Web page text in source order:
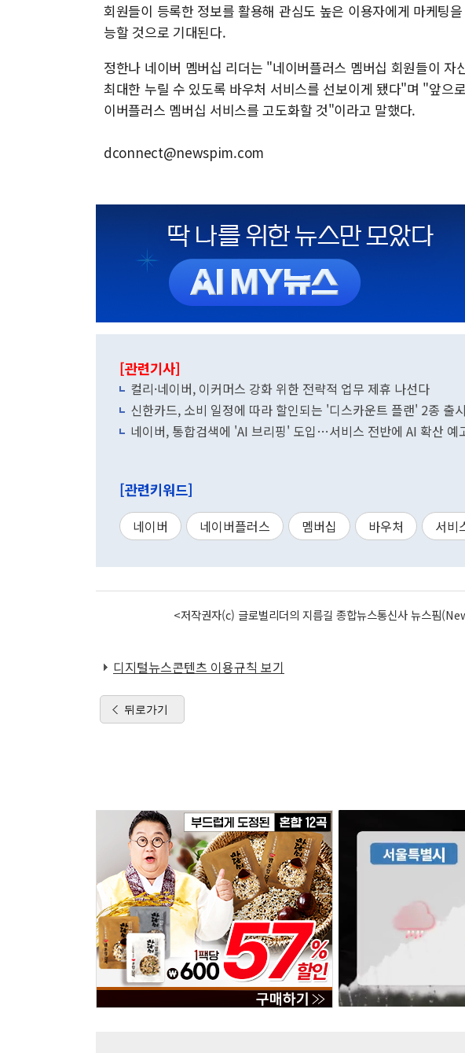
회원들이 등록한 정보를 활용해 관심도 높은 이용자에게 마케팅
능할 것으로 기대된다.
정한나 네이버 멤버십 리더는 "네이버플러스 멤버십 회원들이 자
최대한 누릴 수 있도록 바우처 서비스를 선보이게 됐다"며 "앞으
이버플러스 멤버십 서비스를 고도화할 것"이라고 말했다.
dconnect@newspim.com
[관련기사]
컬리·네이버, 이커머스 강화 위한 전략적 업무 제휴 나선다
신한카드, 소비 일정에 따라 할인되는 '디스카운트 플랜' 2종 출시
네이버, 통합검색에 'AI 브리핑' 도입…서비스 전반에 AI 확산 예
[관련키워드]
네이버 네이버플러스 멤버십 바우처 서비
<저작권자(c) 글로벌리더의 지름길 종합뉴스통신사 뉴스핌
디지털뉴스콘텐츠 이용규칙 보기
뒤로가기